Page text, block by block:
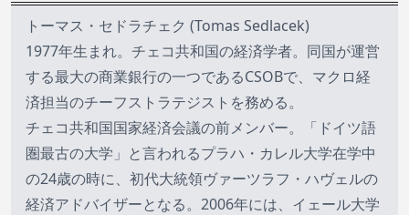
トーマス・セドラチェク (Tomas Sedlacek)
1977年生まれ。チェコ共和国の経済学者。同国が運営
する最大の商業銀行の一つであるCSOBで、マクロ経
済担当のチーフストラテジストを務める。
チェコ共和国国家経済会議の前メンバー。「ドイツ語
圏最古の大学」と言われるプラハ・カレル大学在学中
の24歳の時に、初代大統領ヴァーツラフ・ハヴェルの
経済アドバイザーとなる。2006年には、イェール大学